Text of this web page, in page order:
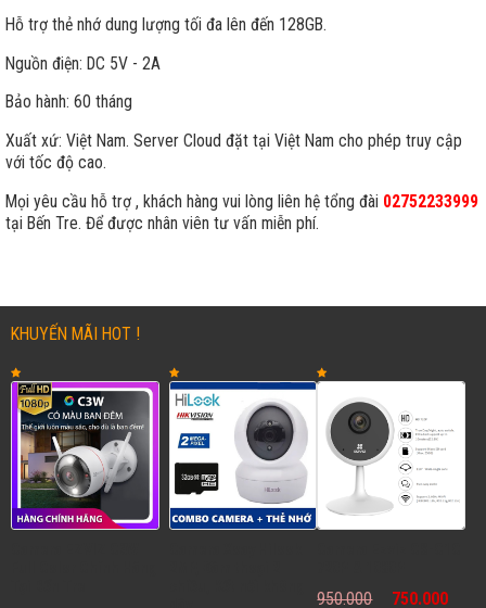
Hỗ trợ thẻ nhớ dung lượng tối đa lên đến 128GB.
Nguồn điện: DC 5V - 2A
Bảo hành: 60 tháng
Xuất xứ: Việt Nam. Server Cloud đặt tại Việt Nam cho phép truy cập
với tốc độ cao.
Mọi yêu cầu hỗ trợ , khách hàng vui lòng liên hệ tổng đài 02752233999
tại Bến Tre. Để được nhân viên tư vấn miễn phí.
KHUYẾN MÃI HOT !
950.000 750.000